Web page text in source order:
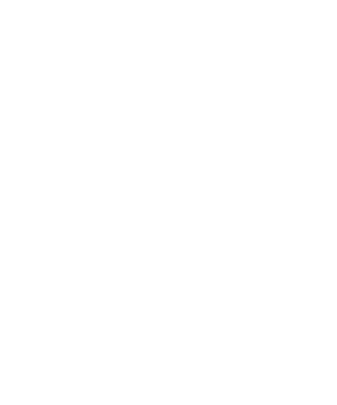
き作成されるも
ありません。
です。
) : 1000ppm、
これらの製造装